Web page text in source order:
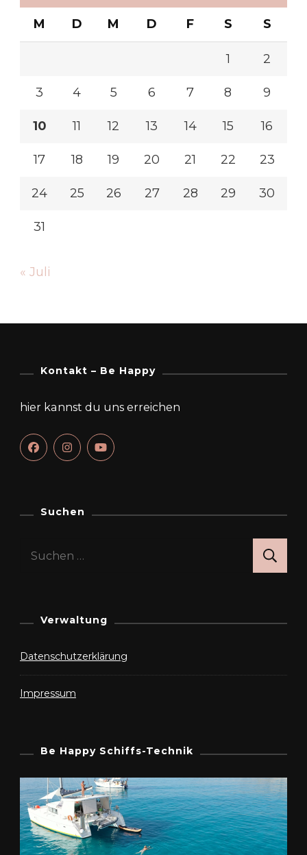
M D M D F S S
1 2
3 4 5 6 7 8 9
10 11 12 13 14 15 16
17 18 19 20 21 22 23
24 25 26 27 28 29 30
31
« Juli
Kontakt – Be Happy
hier kannst du uns erreichen
Suchen
Suchen
Verwaltung
Datenschutzerklärung
Impressum
Be Happy Schiffs-Technik